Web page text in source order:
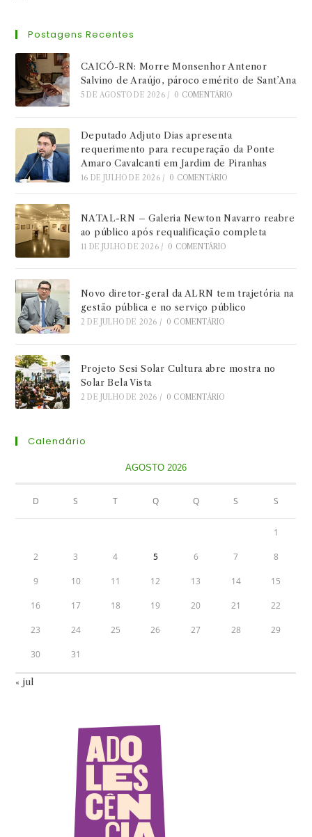
Postagens Recentes
CAICÓ-RN: Morre Monsenhor Antenor
Salvino de Araújo, pároco emérito de Sant’Ana
5 DE AGOSTO DE 2026 / 0 COMENTÁRIO
Deputado Adjuto Dias apresenta
requerimento para recuperação da Ponte
Amaro Cavalcanti em Jardim de Piranhas
16 DE JULHO DE 2026 / 0 COMENTÁRIO
NATAL-RN – Galeria Newton Navarro reabre
ao público após requalificação completa
11 DE JULHO DE 2026 / 0 COMENTÁRIO
Novo diretor-geral da ALRN tem trajetória na
gestão pública e no serviço público
2 DE JULHO DE 2026 / 0 COMENTÁRIO
Projeto Sesi Solar Cultura abre mostra no
Solar Bela Vista
2 DE JULHO DE 2026 / 0 COMENTÁRIO
Calendário
AGOSTO 2026
D S T Q Q S S
1
2 3 4 5 6 7 8
9 10 11 12 13 14 15
16 17 18 19 20 21 22
23 24 25 26 27 28 29
30 31
« jul